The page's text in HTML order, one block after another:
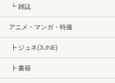
┗ 雑誌
アニメ・マンガ・特撮
┣ ジュネ(JUNE)
┣ 書籍